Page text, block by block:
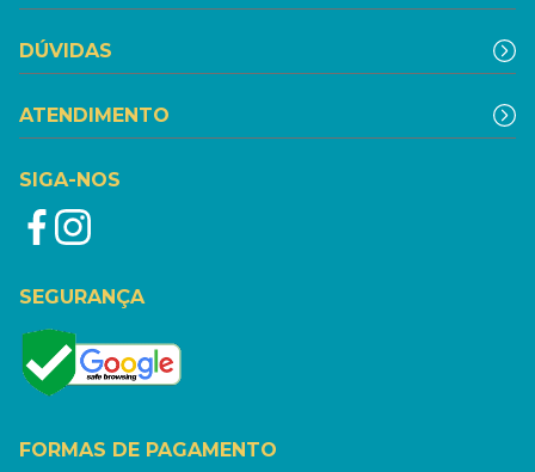
DÚVIDAS
ATENDIMENTO
SIGA-NOS
SEGURANÇA
FORMAS DE PAGAMENTO